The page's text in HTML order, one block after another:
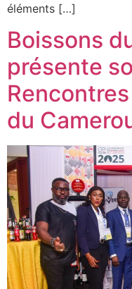
éléments […]
Boissons
présente
du